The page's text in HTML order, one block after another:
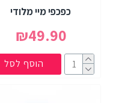
כפכפי מיי מלודי
₪49.90
הוסף לסל